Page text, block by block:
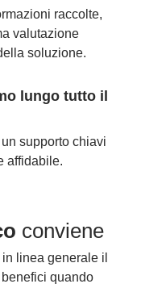
raccolte,
valutazione
soluzione.
lungo tutto il
supporto chiavi
affidabile.
conviene
linea generale il
quando